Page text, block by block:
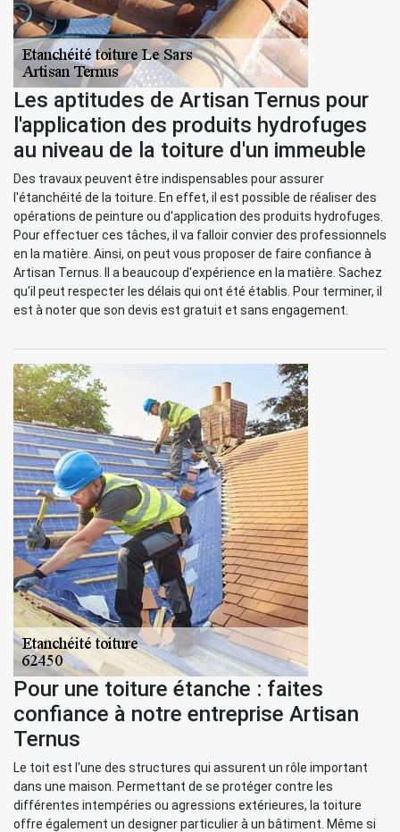
Les aptitudes de Artisan Ternus pour
l'application des produits hydrofuges
au niveau de la toiture d'un immeuble
Des travaux peuvent être indispensables pour assurer
l'étanchéité de la toiture. En effet, il est possible de réaliser des
opérations de peinture ou d'application des produits hydrofuges.
Pour effectuer ces tâches, il va falloir convier des professionnels
en la matière. Ainsi, on peut vous proposer de faire confiance à
Artisan Ternus. Il a beaucoup d'expérience en la matière. Sachez
qu'il peut respecter les délais qui ont été établis. Pour terminer, il
est à noter que son devis est gratuit et sans engagement.
Pour une toiture étanche : faites
confiance à notre entreprise Artisan
Ternus
Le toit est l'une des structures qui assurent un rôle important
dans une maison. Permettant de se protéger contre les
différentes intempéries ou agressions extérieures, la toiture
offre également un designer particulier à un bâtiment. Même si